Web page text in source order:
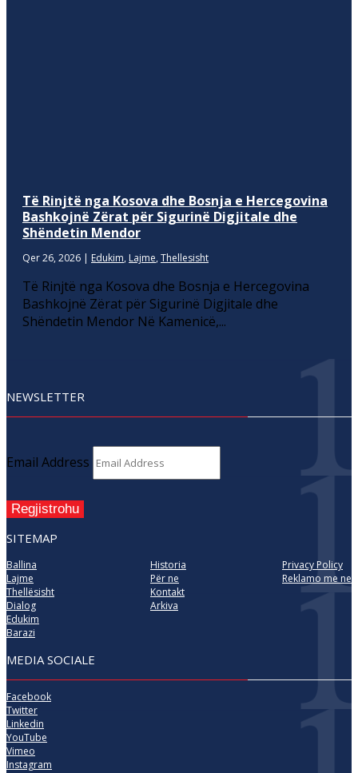
Të Rinjtë nga Kosova dhe Bosnja e Hercegovina
Bashkojnë Zërat për Sigurinë Digjitale dhe
Shëndetin Mendor
Qer 26, 2026 | Edukim, Lajme, Thellesisht
Të Rinjtë nga Kosova dhe Bosnja e Hercegovina
Bashkojnë Zërat për Sigurinë Digjitale dhe
Shëndetin Mendor Në Kamenicë,...
NEWSLETTER
Email Address
Regjistrohu
SITEMAP
Ballina
Lajme
Thellësisht
Dialog
Edukim
Barazi
Historia
Për ne
Kontakt
Arkiva
Privacy Policy
Reklamo me ne
MEDIA SOCIALE
Facebook
Twitter
Linkedin
YouTube
Vimeo
Instagram